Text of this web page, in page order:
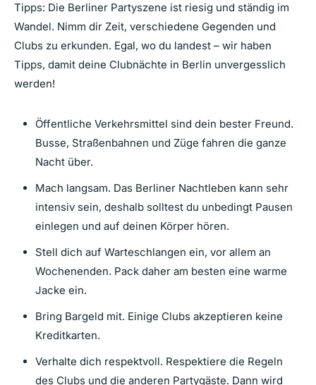
Tipps: Die Berliner Partyszene ist riesig und ständig im
Wandel. Nimm dir Zeit, verschiedene Gegenden und
Clubs zu erkunden. Egal, wo du landest – wir haben
Tipps, damit deine Clubnächte in Berlin unvergesslich
werden!
Öffentliche Verkehrsmittel sind dein bester Freund.
Busse, Straßenbahnen und Züge fahren die ganze
Nacht über.
Mach langsam. Das Berliner Nachtleben kann sehr
intensiv sein, deshalb solltest du unbedingt Pausen
einlegen und auf deinen Körper hören.
Stell dich auf Warteschlangen ein, vor allem an
Wochenenden. Pack daher am besten eine warme
Jacke ein.
Bring Bargeld mit. Einige Clubs akzeptieren keine
Kreditkarten.
Verhalte dich respektvoll. Respektiere die Regeln
des Clubs und die anderen Partygäste. Dann wird